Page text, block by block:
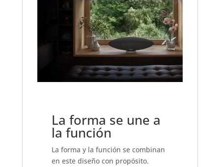
La forma se une a
la función
La forma y la función se combinan
en este diseño con propósito.